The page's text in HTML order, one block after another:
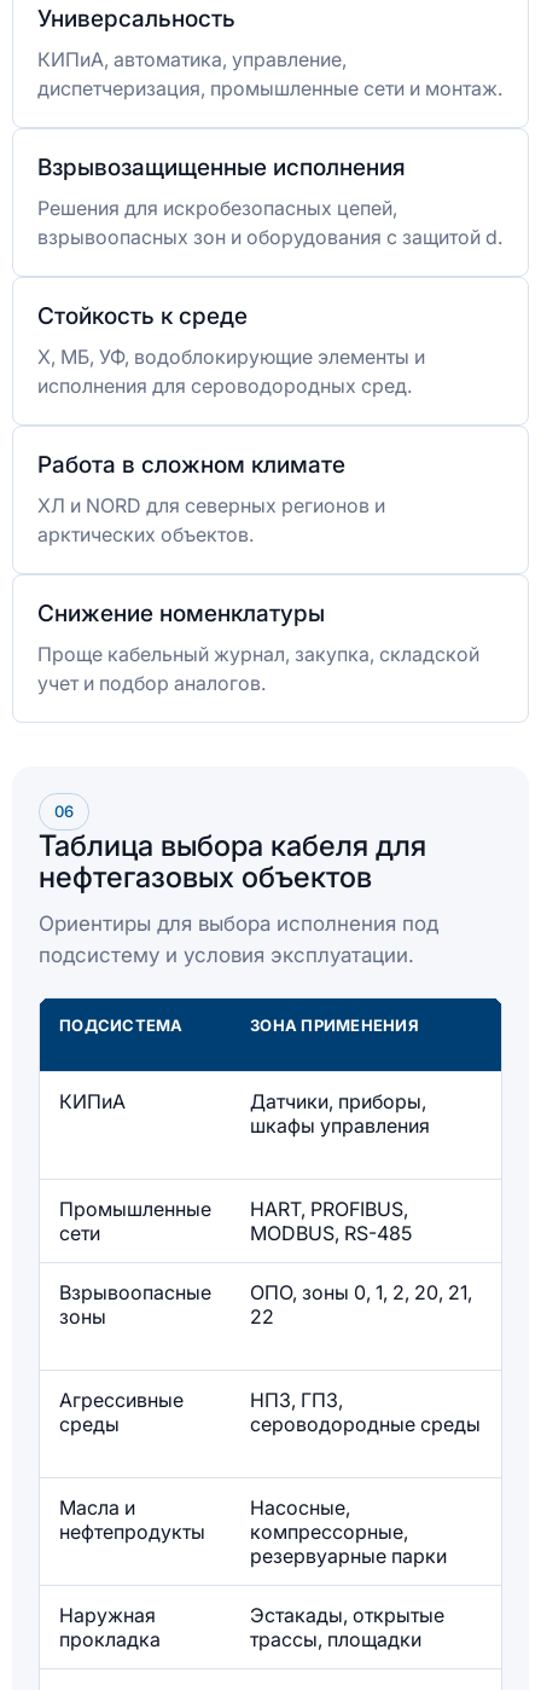
Универсальность
КИПиА, автоматика, управление,
диспетчеризация, промышленные сети и монтаж.
Взрывозащищенные исполнения
Решения для искробезопасных цепей,
взрывоопасных зон и оборудования с защитой d.
Стойкость к среде
Х, МБ, УФ, водоблокирующие элементы и
исполнения для сероводородных сред.
Работа в сложном климате
ХЛ и NORD для северных регионов и
арктических объектов.
Снижение номенклатуры
Проще кабельный журнал, закупка, складской
учет и подбор аналогов.
06
Таблица выбора кабеля для
нефтегазовых объектов
Ориентиры для выбора исполнения под
подсистему и условия эксплуатации.
ПОДСИСТЕМА ЗОНА ПРИМЕНЕНИЯ
КИПиА
Датчики, приборы,
шкафы управления
Промышленные
сети
HART, PROFIBUS,
MODBUS, RS-485
Взрывоопасные
зоны
ОПО, зоны 0, 1, 2, 20, 21,
22
Агрессивные
среды
НПЗ, ГПЗ,
сероводородные среды
Масла и
нефтепродукты
Насосные,
компрессорные,
резервуарные парки
Наружная
прокладка
Эстакады, открытые
трассы, площадки